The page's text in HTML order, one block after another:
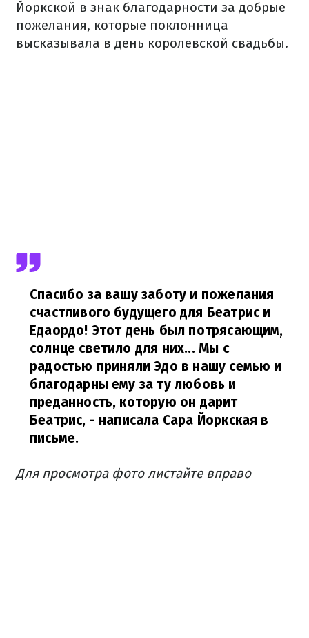
Йоркской в знак благодарности за добрые
пожелания, которые поклонница
высказывала в день королевской свадьбы.
Спасибо за вашу заботу и пожелания
счастливого будущего для Беатрис и
Едаордо! Этот день был потрясающим,
солнце светило для них... Мы с
радостью приняли Эдо в нашу семью и
благодарны ему за ту любовь и
преданность, которую он дарит
Беатрис, - написала Сара Йоркская в
письме.
Для просмотра фото листайте вправо